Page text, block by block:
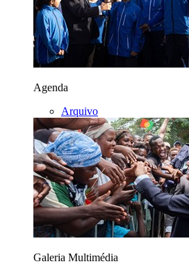
Agenda
Arquivo
Galeria Multimédia